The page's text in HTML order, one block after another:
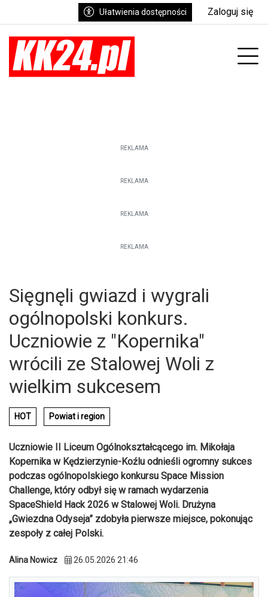
Ułatwienia dostępności Zaloguj się
REKLAMA
REKLAMA
REKLAMA
REKLAMA
Sięgnęli gwiazd i wygrali
ogólnopolski konkurs.
Uczniowie z "Kopernika"
wrócili ze Stalowej Woli z
wielkim sukcesem
HOT Powiat i region
Uczniowie II Liceum Ogólnokształcącego im. Mikołaja
Kopernika w Kędzierzynie-Koźlu odnieśli ogromny sukces
podczas ogólnopolskiego konkursu Space Mission
Challenge, który odbył się w ramach wydarzenia
SpaceShield Hack 2026 w Stalowej Woli. Drużyna
„Gwiezdna Odyseja” zdobyła pierwsze miejsce, pokonując
zespoły z całej Polski.
Alina Nowicz 26.05.2026 21:46